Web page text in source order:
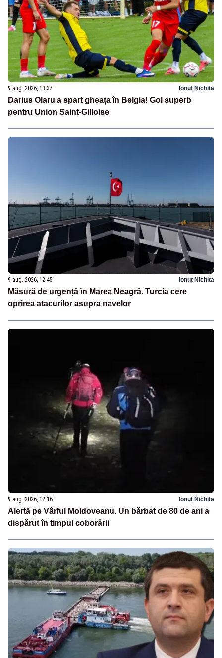
9 aug. 2026, 13:37 Ionuț Nichita
Darius Olaru a spart gheața în Belgia! Gol superb
pentru Union Saint-Gilloise
9 aug. 2026, 12:45 Ionuț Nichita
Măsură de urgență în Marea Neagră. Turcia cere
oprirea atacurilor asupra navelor
9 aug. 2026, 12:16 Ionuț Nichita
Alertă pe Vârful Moldoveanu. Un bărbat de 80 de ani a
dispărut în timpul coborârii